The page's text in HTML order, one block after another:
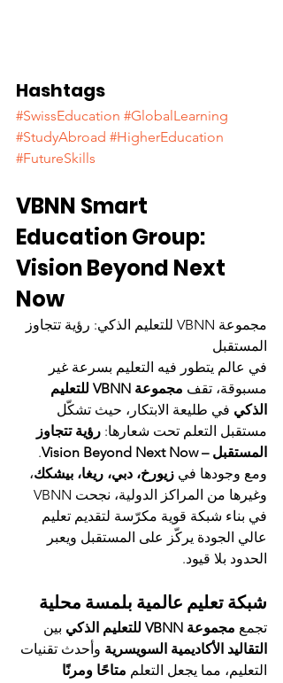
Hashtags
#SwissEducation #GlobalLearning
#StudyAbroad #HigherEducation
#FutureSkills
VBNN Smart
Education Group:
Vision Beyond Next
Now
مجموعة VBNN للتعليم الذكي: رؤية تتجاوز
المستقبل
في عالم يتطور فيه التعليم بسرعة غير
مسبوقة، تقف
مجموعة VBNN للتعليم
الذكي في طليعة الابتكار، حيث تشكّل
مستقبل التعلم تحت شعارها: رؤية تتجاوز
المستقبل – Vision Beyond Next Now
.
ومع وجودها في زيورخ، دبي، ريغا، بيشكك،
في بناء شبكة قوية مكرّسة لتقديم تعليم
عالي الجودة يركّز على المستقبل ويعبر
الحدود بلا قيود.
شبكة تعليم عالمية بلمسة محلية
تجمع مجموعة VBNN للتعليم الذكي
بين
التقاليد الأكاديمية السويسرية وأحدث تقنيات
التعليم، مما يجعل التعلم متاحًا ومرنًا